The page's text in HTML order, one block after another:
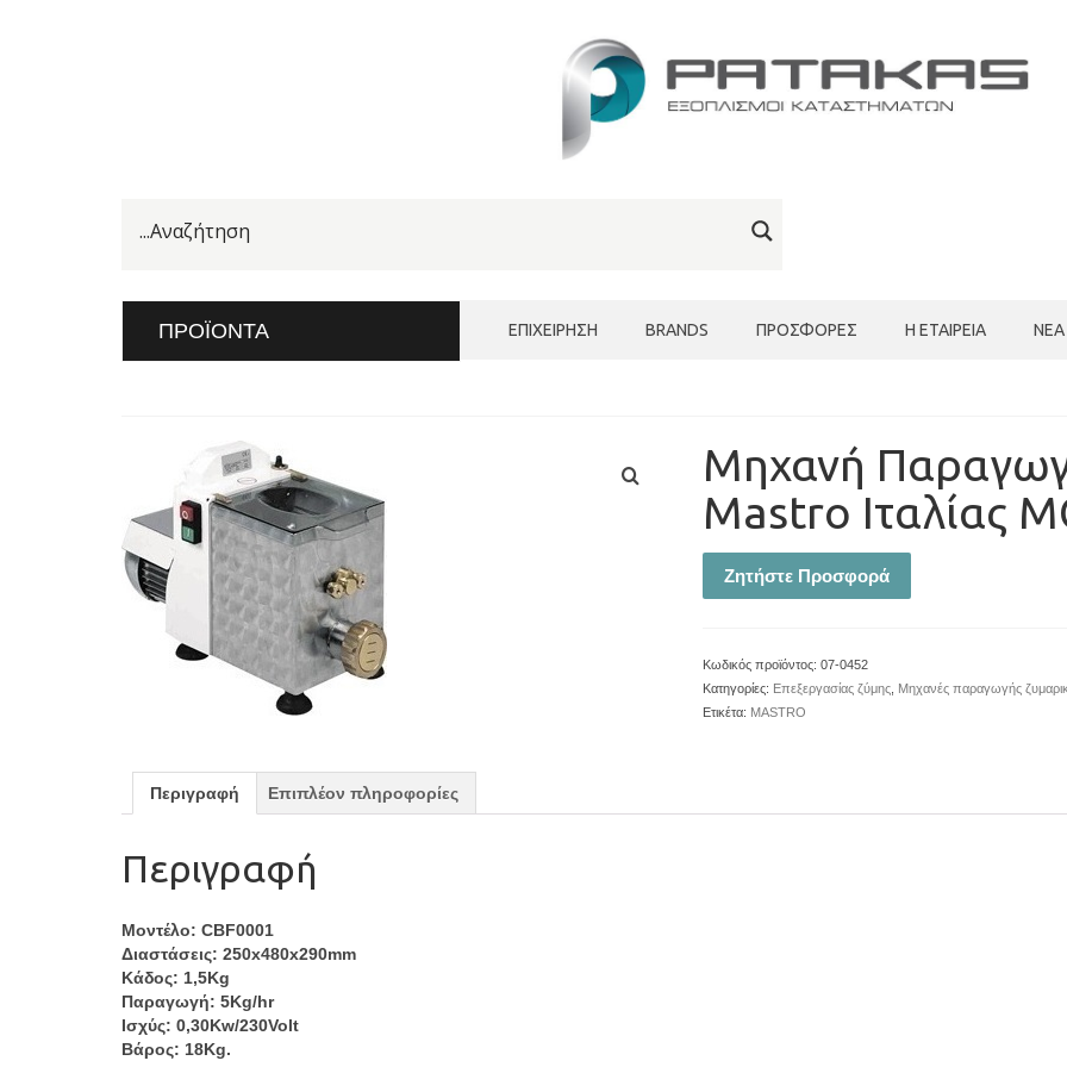
ΠΡΟΪΌΝΤΑ ΕΠΙΧΕΊΡΗΣΗ BRANDS ΠΡΟΣΦΟΡΈΣ Η ΕΤΑΙΡΕΊΑ ΝΈΑ
Μηχανή
Mastro Ιταλίας
Ζητήστε Προσφορά
Κωδικός προϊόντος: 07-0452
Κατηγορίες: Επεξεργασίας ζύμης, Μηχανές παραγωγής
Ετικέτα: MASTRO
Περιγραφή Επιπλέον πληροφορίες
Περιγραφή
Μοντέλο: CBF0001
Διαστάσεις: 250x480x290mm
Κάδος: 1,5Kg
Παραγωγή: 5Kg/hr
Ισχύς: 0,30Kw/230Volt
Βάρος: 18Kg.